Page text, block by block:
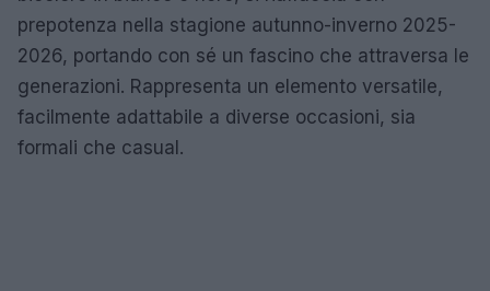
prepotenza nella stagione autunno-inverno 2025-
2026, portando con sé un fascino che attraversa le
generazioni. Rappresenta un elemento versatile,
facilmente adattabile a diverse occasioni, sia
formali che casual.